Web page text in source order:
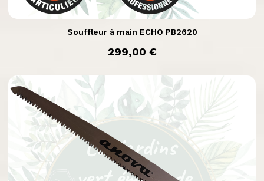
 Aperçu rapide
Souffleur à main ECHO PB2620
prix
299,00 €